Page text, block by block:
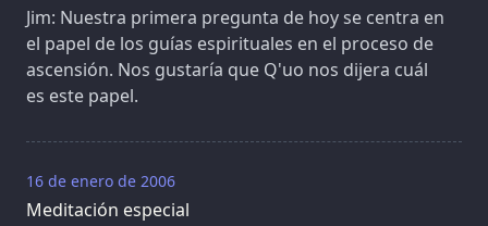
Jim: Nuestra primera pregunta de hoy se centra en
el papel de los guías espirituales en el proceso de
ascensión. Nos gustaría que Q'uo nos dijera cuál
es este papel.
16 de enero de 2006
Meditación especial